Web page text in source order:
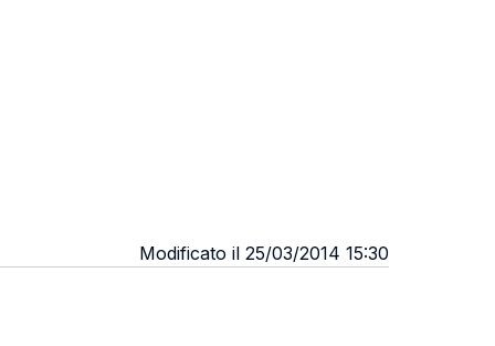
Modificato il 25/03/2014 15:30